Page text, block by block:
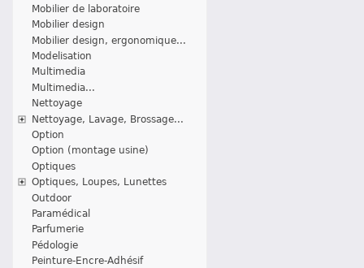
Mobilier de laboratoire
Mobilier design
Mobilier design, ergonomique...
Modelisation
Multimedia
Multimedia...
Nettoyage
Nettoyage, Lavage, Brossage...
Option
Option (montage usine)
Optiques
Optiques, Loupes, Lunettes
Outdoor
Paramédical
Parfumerie
Pédologie
Peinture-Encre-Adhésif